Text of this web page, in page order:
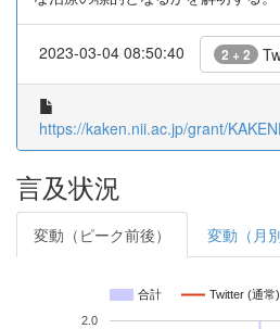
2023-03-04 08:50:40 2 + 2
https://kaken.nii.ac.jp/grant/
言及状況
変動（ピーク前後） 変動（月別
合計 Twitter (通常)
2.0